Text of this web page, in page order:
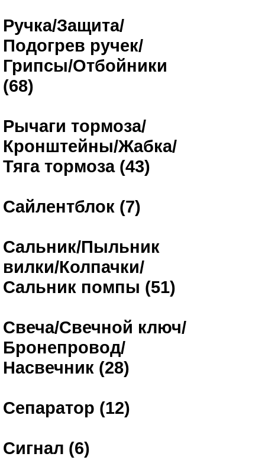
Ручка/Защита/
Подогрев ручек/
Грипсы/Отбойники
(68)
Рычаги тормоза/
Кронштейны/Жабка/
Тяга тормоза (43)
Сайлентблок (7)
Сальник/Пыльник
вилки/Колпачки/
Сальник помпы (51)
Свеча/Свечной ключ/
Бронепровод/
Насвечник (28)
Сепаратор (12)
Сигнал (6)